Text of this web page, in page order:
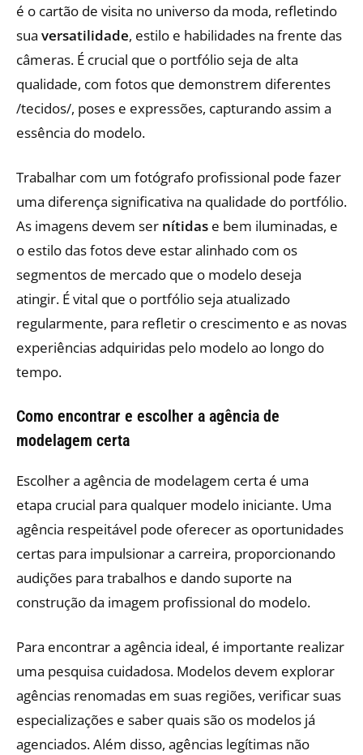
é o cartão de visita no universo da moda, refletindo
sua versatilidade, estilo e habilidades na frente das
câmeras. É crucial que o portfólio seja de alta
qualidade, com fotos que demonstrem diferentes
/tecidos/, poses e expressões, capturando assim a
essência do modelo.
Trabalhar com um fotógrafo profissional pode fazer
uma diferença significativa na qualidade do portfólio.
As imagens devem ser nítidas e bem iluminadas, e
o estilo das fotos deve estar alinhado com os
segmentos de mercado que o modelo deseja
atingir. É vital que o portfólio seja atualizado
regularmente, para refletir o crescimento e as novas
experiências adquiridas pelo modelo ao longo do
tempo.
Como encontrar e escolher a agência de
modelagem certa
Escolher a agência de modelagem certa é uma
etapa crucial para qualquer modelo iniciante. Uma
agência respeitável pode oferecer as oportunidades
certas para impulsionar a carreira, proporcionando
audições para trabalhos e dando suporte na
construção da imagem profissional do modelo.
Para encontrar a agência ideal, é importante realizar
uma pesquisa cuidadosa. Modelos devem explorar
agências renomadas em suas regiões, verificar suas
especializações e saber quais são os modelos já
agenciados. Além disso, agências legítimas não